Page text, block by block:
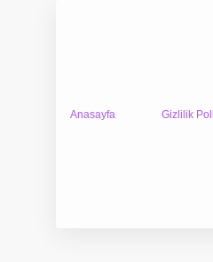
Anasayfa Gizlilik